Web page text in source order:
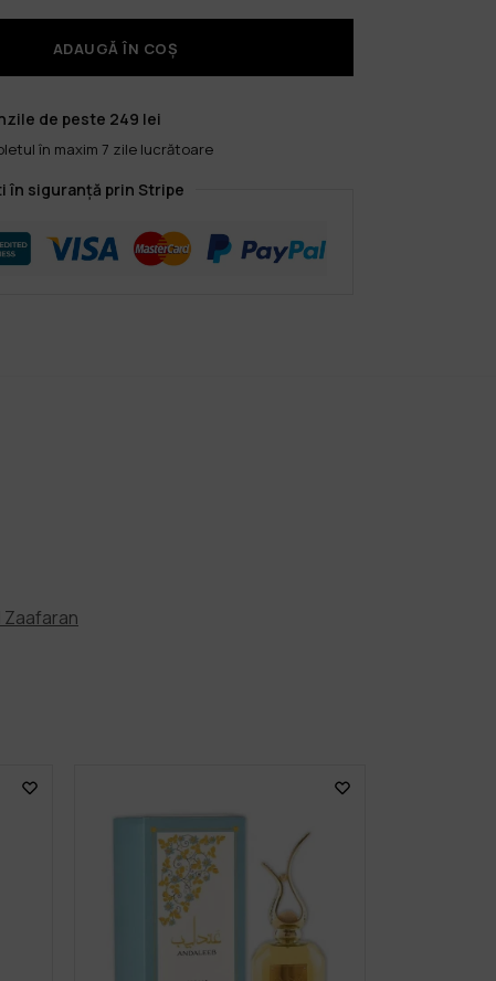
ADAUGĂ ÎN COȘ
de peste 249 lei
în maxim 7 zile lucrătoare
în siguranță prin Stripe
Zaafaran